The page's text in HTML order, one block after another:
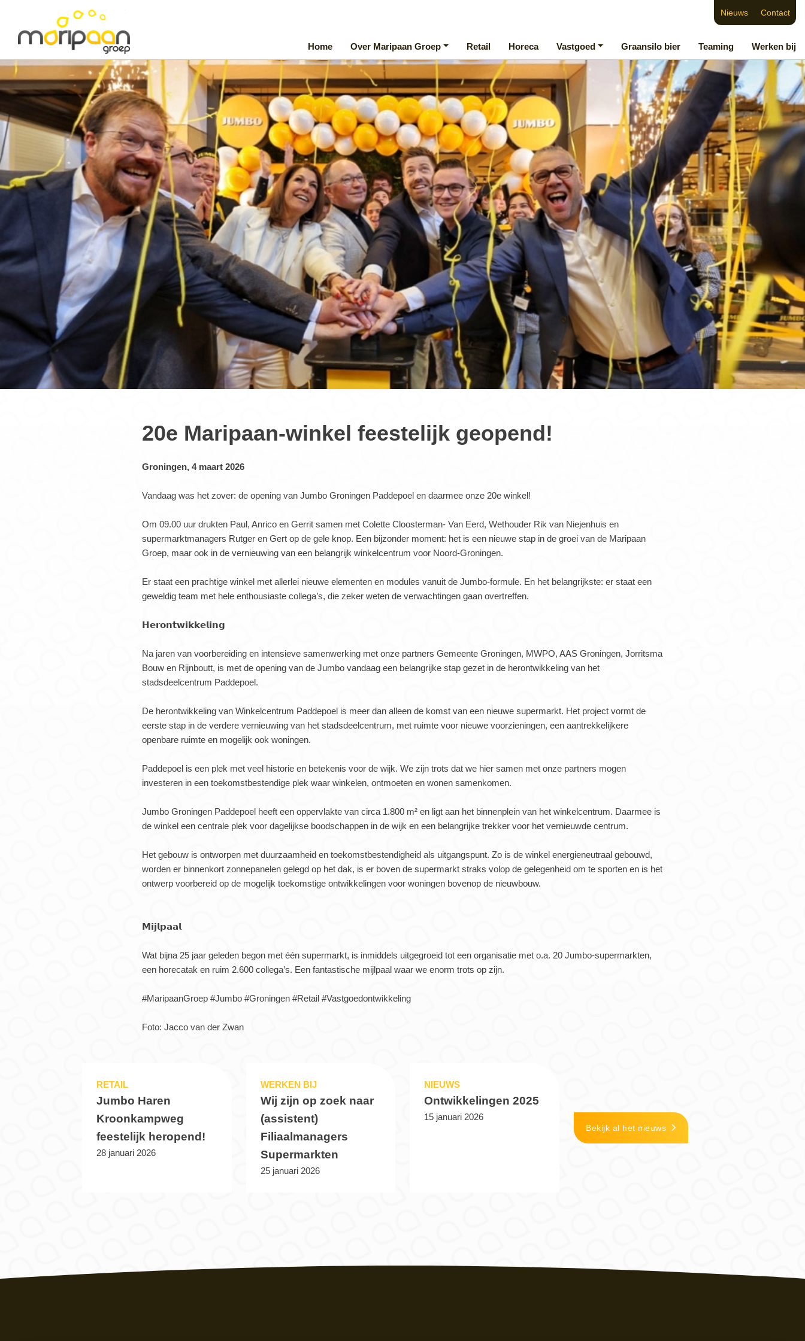
Nieuws Contact
Home Over Maripaan Groep Retail Horeca Vastgoed Graansilo bier Teaming Werken bij
20e Maripaan-winkel feestelijk geopend!
Groningen, 4 maart 2026
Vandaag was het zover: de opening van Jumbo Groningen Paddepoel en daarmee onze 20e winkel!
Om 09.00 uur drukten Paul, Anrico en Gerrit samen met Colette Cloosterman- Van Eerd, Wethouder Rik van Niejenhuis en
supermarktmanagers Rutger en Gert op de gele knop. Een bijzonder moment: het is een nieuwe stap in de groei van de Maripaan
Groep, maar ook in de vernieuwing van een belangrijk winkelcentrum voor Noord-Groningen.
Er staat een prachtige winkel met allerlei nieuwe elementen en modules vanuit de Jumbo-formule. En het belangrijkste: er staat een
geweldig team met hele enthousiaste collega’s, die zeker weten de verwachtingen gaan overtreffen.
𝗛𝗲𝗿𝗼𝗻𝘁𝘄𝗶𝗸𝗸𝗲𝗹𝗶𝗻𝗴
Na jaren van voorbereiding en intensieve samenwerking met onze partners Gemeente Groningen, MWPO, AAS Groningen, Jorritsma
Bouw en Rijnboutt, is met de opening van de Jumbo vandaag een belangrijke stap gezet in de herontwikkeling van het
stadsdeelcentrum Paddepoel.
De herontwikkeling van Winkelcentrum Paddepoel is meer dan alleen de komst van een nieuwe supermarkt. Het project vormt de
eerste stap in de verdere vernieuwing van het stadsdeelcentrum, met ruimte voor nieuwe voorzieningen, een aantrekkelijkere
openbare ruimte en mogelijk ook woningen.
Paddepoel is een plek met veel historie en betekenis voor de wijk. We zijn trots dat we hier samen met onze partners mogen
investeren in een toekomstbestendige plek waar winkelen, ontmoeten en wonen samenkomen.
Jumbo Groningen Paddepoel heeft een oppervlakte van circa 1.800 m² en ligt aan het binnenplein van het winkelcentrum. Daarmee is
de winkel een centrale plek voor dagelijkse boodschappen in de wijk en een belangrijke trekker voor het vernieuwde centrum.
Het gebouw is ontworpen met duurzaamheid en toekomstbestendigheid als uitgangspunt. Zo is de winkel energieneutraal gebouwd,
worden er binnenkort zonnepanelen gelegd op het dak, is er boven de supermarkt straks volop de gelegenheid om te sporten en is het
ontwerp voorbereid op de mogelijk toekomstige ontwikkelingen voor woningen bovenop de nieuwbouw.
𝗠𝗶𝗷𝗹𝗽𝗮𝗮𝗹
Wat bijna 25 jaar geleden begon met één supermarkt, is inmiddels uitgegroeid tot een organisatie met o.a. 20 Jumbo-supermarkten,
een horecatak en ruim 2.600 collega’s. Een fantastische mijlpaal waar we enorm trots op zijn.
#MaripaanGroep #Jumbo #Groningen #Retail #Vastgoedontwikkeling
Foto: Jacco van der Zwan
RETAIL
Jumbo Haren
Kroonkampweg
feestelijk heropend!
28 januari 2026
WERKEN BIJ
Wij zijn op zoek naar
(assistent)
Filiaalmanagers
Supermarkten
25 januari 2026
NIEUWS
Ontwikkelingen 2025
15 januari 2026
Bekijk al het nieuws